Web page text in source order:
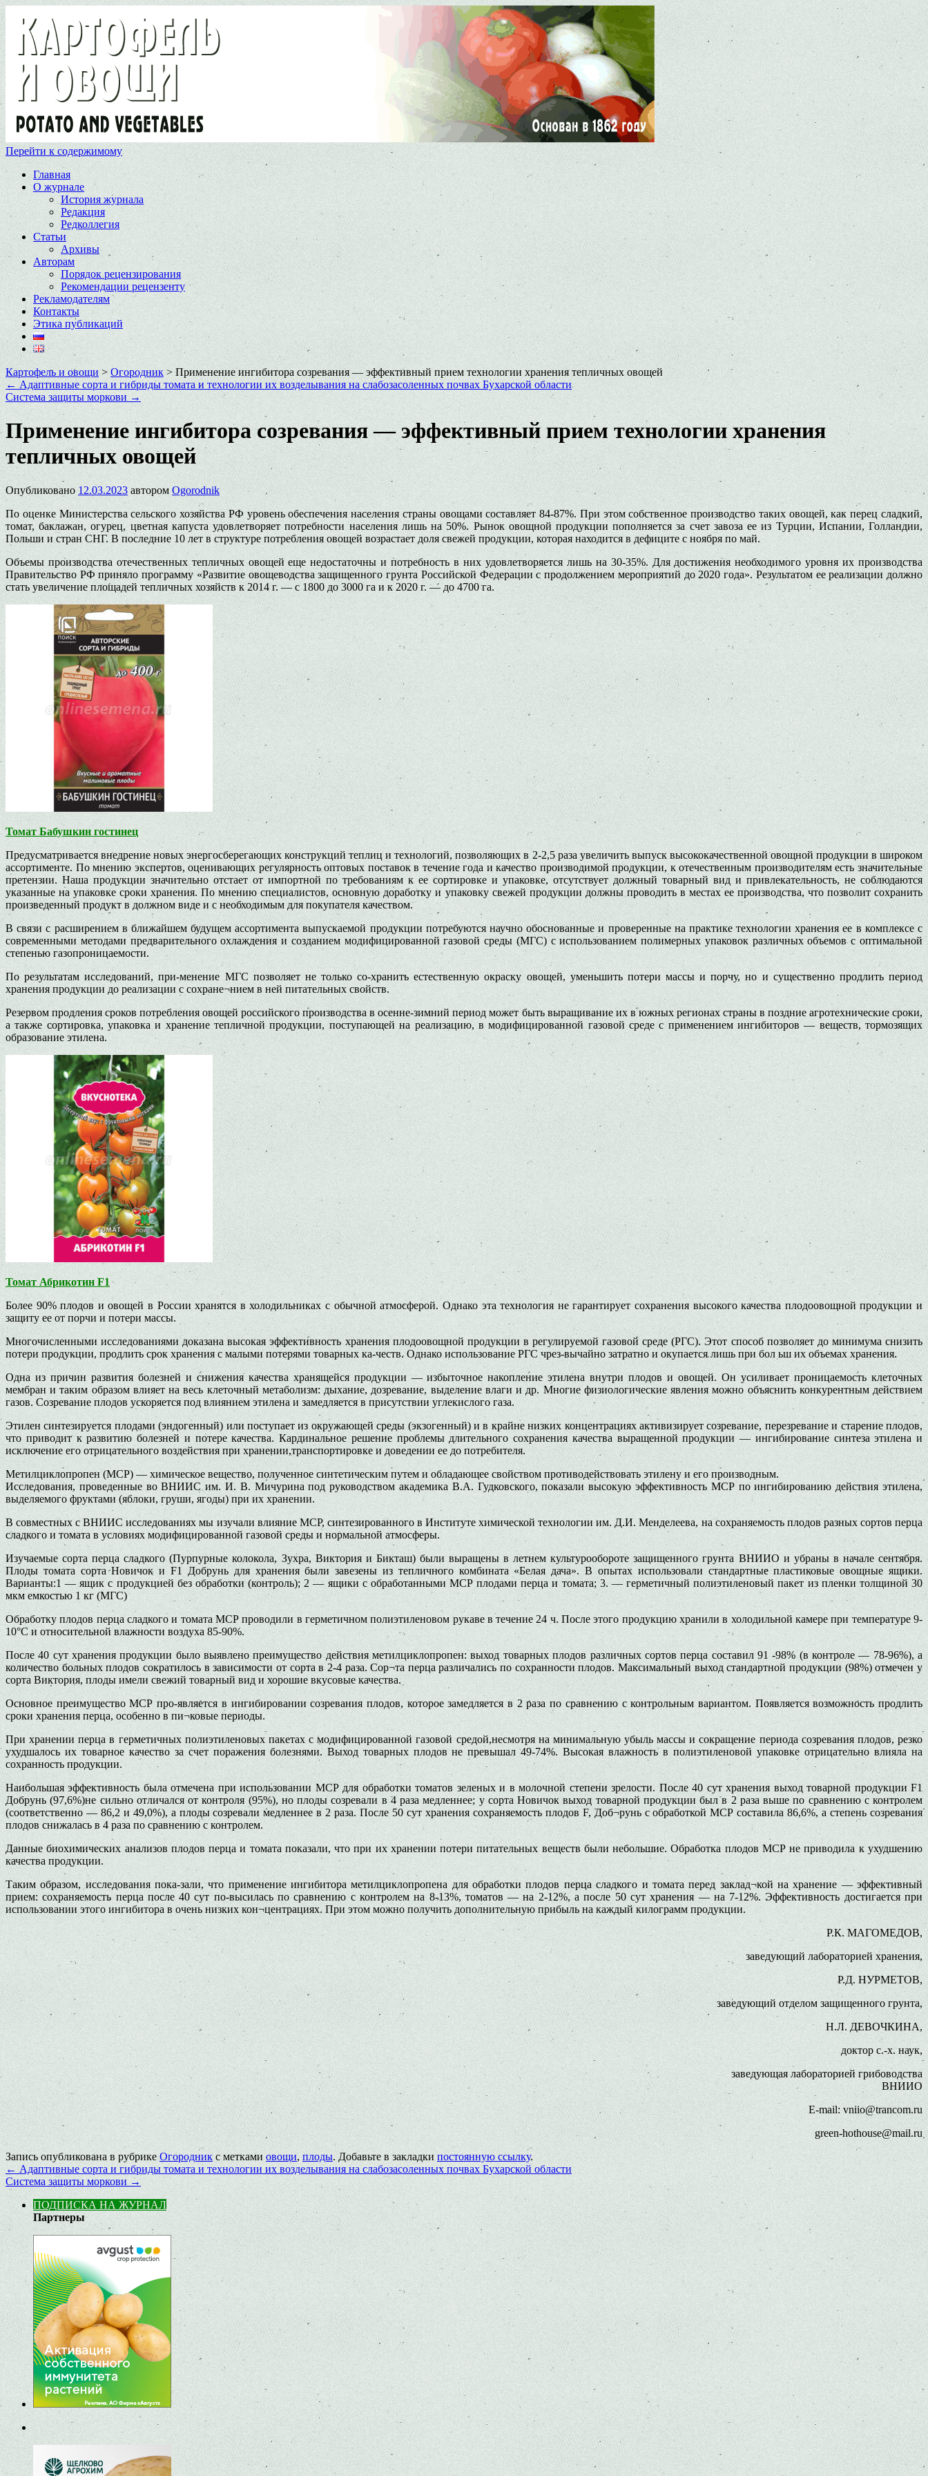
Перейти к содержимому
Главная
О журнале
История журнала
Редакция
Редколлегия
Статьи
Архивы
Авторам
Порядок рецензирования
Рекомендации рецензенту
Рекламодателям
Контакты
Этика публикаций
Картофель и овощи > Огородник >Применение ингибитора созревания — эффективный прием технологии хранения тепличных овощей
← Адаптивные сорта и гибриды томата и технологии их возделывания на слабозасоленных почвах Бухарской области
Система защиты моркови→
Применение ингибитора созревания — эффективный прием технологии хранения
тепличных овощей
Опубликовано 12.03.2023 автором Ogorodnik
По оценке Министерства сельского хозяйства РФ уровень обеспечения населения страны овощами составляет 84-87%. При этом собственное производство таких овощей, как перец сладкий,
томат, баклажан, огурец, цветная капуста удовлетворяет потребности населения лишь на 50%. Рынок овощной продукции пополняется за счет завоза ее из Турции, Испании, Голландии,
Польши и стран СНГ. В последние 10 лет в структуре потребления овощей возрастает доля свежей продукции, которая находится в дефиците с ноября по май.
Объемы производства отечественных тепличных овощей еще недостаточны и потребность в них удовлетворяется лишь на 30-35%. Для достижения необходимого уровня их производства
Правительство РФ приняло программу «Развитие овощеводства защищенного грунта Российской Федерации с продолжением мероприятий до 2020 года». Результатом ее реализации должно
стать увеличение площадей тепличных хозяйств к 2014 г. — с 1800 до 3000 га и к 2020 г. — до 4700 га.
Томат Бабушкин гостинец
Предусматривается внедрение новых энергосберегающих конструкций теплиц и технологий, позволяющих в 2-2,5 раза увеличить выпуск высококачественной овощной продукции в широком
ассортименте. По мнению экспертов, оценивающих регулярность оптовых поставок в течение года и качество производимой продукции, к отечественным производителям есть значительные
претензии. Наша продукции значительно отстает от импортной по требованиям к ее сортировке и упаковке, отсутствует должный товарный вид и привлекательность, не соблюдаются
указанные на упаковке сроки хранения. По мнению специалистов, основную доработку и упаковку свежей продукции должны проводить в местах ее производства, что позволит сохранить
произведенный продукт в должном виде и с необходимым для покупателя качеством.
В связи с расширением в ближайшем будущем ассортимента выпускаемой продукции потребуются научно обоснованные и проверенные на практике технологии хранения ее в комплексе с
современными методами предварительного охлаждения и созданием модифицированной газовой среды (МГС) с использованием полимерных упаковок различных объемов с оптимальной
степенью газопроницаемости.
По результатам исследований, при-менение МГС позволяет не только со-хранить естественную окраску овощей, уменьшить потери массы и порчу, но и существенно продлить период
хранения продукции до реализации с сохране¬нием в ней питательных свойств.
Резервом продления сроков потребления овощей российского производства в осенне-зимний период может быть выращивание их в южных регионах страны в поздние агротехнические сроки,
а также сортировка, упаковка и хранение тепличной продукции, поступающей на реализацию, в модифицированной газовой среде с применением ингибиторов — веществ, тормозящих
образование этилена.
Томат Абрикотин F1
Более 90% плодов и овощей в России хранятся в холодильниках с обычной атмосферой. Однако эта технология не гарантирует сохранения высокого качества плодоовощной продукции и
защиту ее от порчи и потери массы.
Многочисленными исследованиями доказана высокая эффективность хранения плодоовощной продукции в регулируемой газовой среде (РГС). Этот способ позволяет до минимума снизить
потери продукции, продлить срок хранения с малыми потерями товарных ка-честв. Однако использование РГС чрез-вычайно затратно и окупается лишь при бол ьш их объемах хранения.
Одна из причин развития болезней и снижения качества хранящейся продукции — избыточное накопление этилена внутри плодов и овощей. Он усиливает проницаемость клеточных
мембран и таким образом влияет на весь клеточный метаболизм: дыхание, дозревание, выделение влаги и др. Многие физиологические явления можно объяснить конкурентным действием
газов. Созревание плодов ускоряется под влиянием этилена и замедляется в присутствии углекислого газа.
Этилен синтезируется плодами (эндогенный) или поступает из окружающей среды (экзогенный) и в крайне низких концентрациях активизирует созревание, перезревание и старение плодов,
что приводит к развитию болезней и потере качества. Кардинальное решение проблемы длительного сохранения качества выращенной продукции — ингибирование синтеза этилена и
исключение его отрицательного воздействия при хранении,транспортировке и доведении ее до потребителя.
Метилциклопропен (МСР) — химическое вещество, полученное синтетическим путем и обладающее свойством противодействовать этилену и его производным.
Исследования, проведенные во ВНИИС им. И. В. Мичурина под руководством академика В.А. Гудковского, показали высокую эффективность МСР по ингибированию действия этилена,
выделяемого фруктами (яблоки, груши, ягоды) при их хранении.
В совместных с ВНИИС исследованиях мы изучали влияние МСР, синтезированного в Институте химической технологии им. Д.И. Менделеева, на сохраняемость плодов разных сортов перца
сладкого и томата в условиях модифицированной газовой среды и нормальной атмосферы.
Изучаемые сорта перца сладкого (Пурпурные колокола, Зухра, Виктория и Бикташ) были выращены в летнем культурообороте защищенного грунта ВНИИО и убраны в начале сентября.
Плоды томата сорта Новичок и F1 Добрунь для хранения были завезены из тепличного комбината «Белая дача». В опытах использовали стандартные пластиковые овощные ящики.
Варианты:1 — ящик с продукцией без обработки (контроль); 2 — ящики с обработанными МСР плодами перца и томата; 3. — герметичный полиэтиленовый пакет из пленки толщиной 30
мкм емкостью 1 кг (МГС)
Обработку плодов перца сладкого и томата МСР проводили в герметичном полиэтиленовом рукаве в течение 24 ч. После этого продукцию хранили в холодильной камере при температуре 9-
10°С и относительной влажности воздуха 85-90%.
После 40 сут хранения продукции было выявлено преимущество действия метилциклопропен: выход товарных плодов различных сортов перца составил 91 -98% (в контроле — 78-96%), а
количество больных плодов сократилось в зависимости от сорта в 2-4 раза. Сор¬та перца различались по сохранности плодов. Максимальный выход стандартной продукции (98%) отмечен у
сорта Виктория, плоды имели свежий товарный вид и хорошие вкусовые качества.
Основное преимущество МСР про-является в ингибировании созревания плодов, которое замедляется в 2 раза по сравнению с контрольным вариантом. Появляется возможность продлить
сроки хранения перца, особенно в пи¬ковые периоды.
При хранении перца в герметичных полиэтиленовых пакетах с модифицированной газовой средой,несмотря на минимальную убыль массы и сокращение периода созревания плодов, резко
ухудшалось их товарное качество за счет поражения болезнями. Выход товарных плодов не превышал 49-74%. Высокая влажность в полиэтиленовой упаковке отрицательно влияла на
сохранность продукции.
Наибольшая эффективность была отмечена при использовании МСР для обработки томатов зеленых и в молочной степени зрелости. После 40 сут хранения выход товарной продукции F1
Добрунь (97,6%)не сильно отличался от контроля (95%), но плоды созревали в 4 раза медленнее; у сорта Новичок выход товарной продукции был в 2 раза выше по сравнению с контролем
(соответственно — 86,2 и 49,0%), а плоды созревали медленнее в 2 раза. После 50 сут хранения сохраняемость плодов F, Доб¬рунь с обработкой МСР составила 86,6%, а степень созревания
плодов снижалась в 4 раза по сравнению с контролем.
Данные биохимических анализов плодов перца и томата показали, что при их хранении потери питательных веществ были небольшие. Обработка плодов МСР не приводила к ухудшению
качества продукции.
Таким образом, исследования пока-зали, что применение ингибитора метилциклопропена для обработки плодов перца сладкого и томата перед заклад¬кой на хранение — эффективный
прием: сохраняемость перца после 40 сут по-высилась по сравнению с контролем на 8-13%, томатов — на 2-12%, а после 50 сут хранения — на 7-12%. Эффективность достигается при
использовании этого ингибитора в очень низких кон¬центрациях. При этом можно получить дополнительную прибыль на каждый килограмм продукции.
Р.К. МАГОМЕДОВ,
заведующий лабораторией хранения,
Р.Д. НУРМЕТОВ,
заведующий отделом защищенного грунта,
Н.Л. ДЕВОЧКИНА,
доктор с.-х. наук,
заведующая лабораторией грибоводства
ВНИИО
E-mail: vniio@trancom.ru
green-hothouse@mail.ru
Запись опубликована в рубрикеОгородник с метками овощи, плоды. Добавьте в закладки постоянную ссылку.
← Адаптивные сорта и гибриды томата и технологии их возделывания на слабозасоленных почвах Бухарской области
Система защиты моркови →
ПОДПИСКА НА ЖУРНАЛ
Партнеры